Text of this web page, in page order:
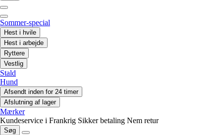
Sommer-special
Hest i hvile
Hest i arbejde
Ryttere
Vestlig
Stald
Hund
Afsendt inden for 24 timer
Afslutning af lager
Mærker
Kundeservice i Frankrig Sikker betaling Nem retur
Søg